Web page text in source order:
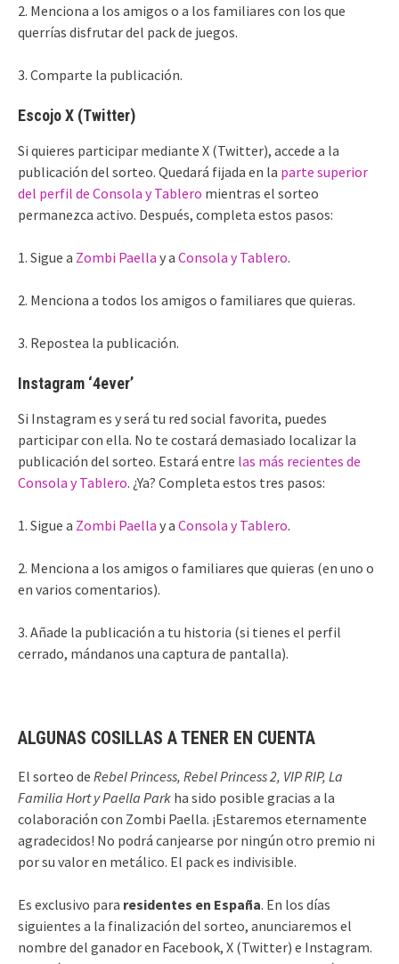
2. Menciona a los amigos o a los familiares con los que
querrías disfrutar del pack de juegos.
3. Comparte la publicación.
Escojo X (Twitter)
Si quieres participar mediante X (Twitter), accede a la
publicación del sorteo. Quedará fijada en la parte superior
del perfil de Consola y Tablero mientras el sorteo
permanezca activo. Después, completa estos pasos:
1. Sigue a Zombi Paella y a Consola y Tablero.
2. Menciona a todos los amigos o familiares que quieras.
3. Repostea la publicación.
Instagram ‘4ever’
Si Instagram es y será tu red social favorita, puedes
participar con ella. No te costará demasiado localizar la
publicación del sorteo. Estará entre las más recientes de
Consola y Tablero. ¿Ya? Completa estos tres pasos:
1. Sigue a Zombi Paella y a Consola y Tablero.
2. Menciona a los amigos o familiares que quieras (en uno o
en varios comentarios).
3. Añade la publicación a tu historia (si tienes el perfil
cerrado, mándanos una captura de pantalla).
ALGUNAS COSILLAS A TENER EN CUENTA
El sorteo de Rebel Princess, Rebel Princess 2, VIP RIP, La
Familia Hort y Paella Park ha sido posible gracias a la
colaboración con Zombi Paella. ¡Estaremos eternamente
agradecidos! No podrá canjearse por ningún otro premio ni
por su valor en metálico. El pack es indivisible.
Es exclusivo para residentes en España. En los días
siguientes a la finalización del sorteo, anunciaremos el
nombre del ganador en Facebook, X (Twitter) e Instagram.